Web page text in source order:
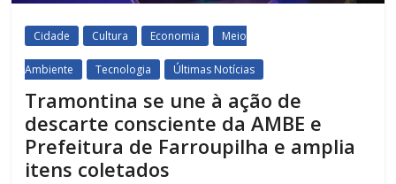
Cidade Cultura Economia Meio
Ambiente Tecnologia Últimas Notícias
Tramontina se une à ação de
descarte consciente da AMBE e
Prefeitura de Farroupilha e amplia
itens coletados